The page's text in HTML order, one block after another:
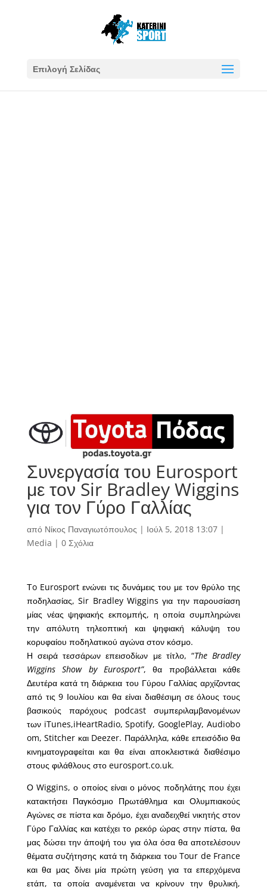
Επιλογή Σελίδας
Συνεργασία του Eurosport
με τον Sir Bradley Wiggins
για τον Γύρο Γαλλίας
από Νίκος Παναγιωτόπουλος | Ιούλ 5, 2018 13:07|
Media | 0 Σχόλια
Τo Eurosport ενώνει τις δυνάμεις του με τον θρύλο της
ποδηλασίας, Sir Bradley Wiggins για την παρουσίαση
μίας νέας ψηφιακής εκπομπής, η οποία συμπληρώνει
την απόλυτη τηλεοπτική και ψηφιακή κάλυψη του
κορυφαίου ποδηλατικού αγώνα στον κόσμο.
Η σειρά τεσσάρων επεισοδίων με τίτλο, “The Bradley
Wiggins Show by Eurosport”, θα προβάλλεται κάθε
Δευτέρα κατά τη διάρκεια του Γύρου Γαλλίας αρχίζοντας
από τις 9 Ιουλίου και θα είναι διαθέσιμη σε όλους τους
βασικούς παρόχους podcast συμπεριλαμβανομένων
των iTunes,iHeartRadio, Spotify, GooglePlay, Audiobo
om, Stitcher και Deezer. Παράλληλα, κάθε επεισόδιο θα
κινηματογραφείται και θα είναι αποκλειστικά διαθέσιμο
στους φιλάθλους στο eurosport.co.uk.
Ο Wiggins, ο οποίος είναι ο μόνος ποδηλάτης που έχει
κατακτήσει Παγκόσμιο Πρωτάθλημα και Ολυμπιακούς
Αγώνες σε πίστα και δρόμο, έχει αναδειχθεί νικητής στον
Γύρο Γαλλίας και κατέχει το ρεκόρ ώρας στην πίστα, θα
μας δώσει την άποψή του για όλα όσα θα αποτελέσουν
θέματα συζήτησης κατά τη διάρκεια του Tour de France
και θα μας δίνει μία πρώτη γεύση για τα επερχόμενα
ετάπ, τα οποία αναμένεται να κρίνουν την θρυλική,